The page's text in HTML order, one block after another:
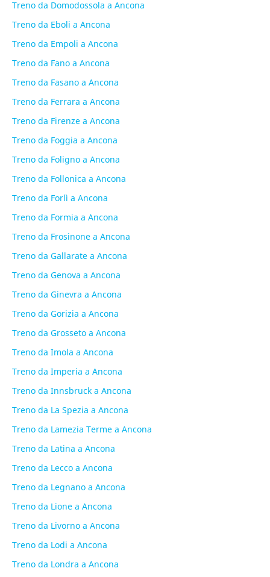
Treno da Domodossola a Ancona
Treno da Eboli a Ancona
Treno da Empoli a Ancona
Treno da Fano a Ancona
Treno da Fasano a Ancona
Treno da Ferrara a Ancona
Treno da Firenze a Ancona
Treno da Foggia a Ancona
Treno da Foligno a Ancona
Treno da Follonica a Ancona
Treno da Forlì a Ancona
Treno da Formia a Ancona
Treno da Frosinone a Ancona
Treno da Gallarate a Ancona
Treno da Genova a Ancona
Treno da Ginevra a Ancona
Treno da Gorizia a Ancona
Treno da Grosseto a Ancona
Treno da Imola a Ancona
Treno da Imperia a Ancona
Treno da Innsbruck a Ancona
Treno da La Spezia a Ancona
Treno da Lamezia Terme a Ancona
Treno da Latina a Ancona
Treno da Lecco a Ancona
Treno da Legnano a Ancona
Treno da Lione a Ancona
Treno da Livorno a Ancona
Treno da Lodi a Ancona
Treno da Londra a Ancona